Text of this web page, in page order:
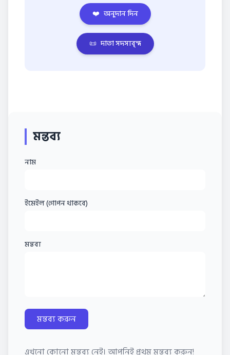
❤️ অনুদান দিন
📜 দাতা সদস্যবৃন্দ
মন্তব্য
নাম
ইমেইল (গোপন থাকবে)
মন্তব্য
মন্তব্য করুন
এখনো কোনো মন্তব্য নেই। আপনিই প্রথম মন্তব্য করুন!